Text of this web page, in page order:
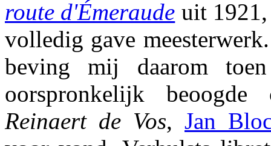
route d'Émeraude uit
volledig gave
beving mij daarom
oorspronkelijk beoogde
Reinaert de Vos, Jan